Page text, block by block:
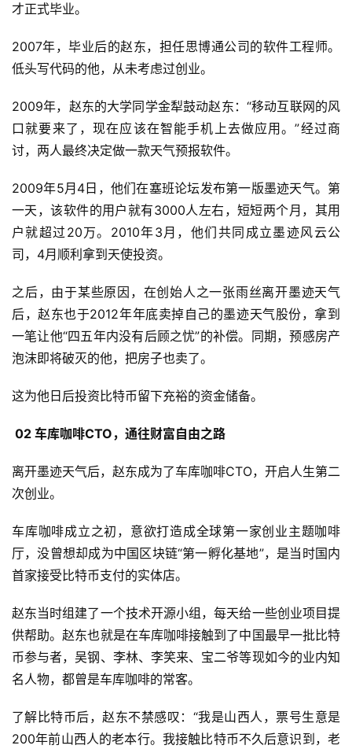
才正式毕业。
2007年，毕业后的赵东，担任思博通公司的软件工程师。
低头写代码的他，从未考虑过创业。
2009年，赵东的大学同学金犁鼓动赵东：“移动互联网的风
口就要来了，现在应该在智能手机上去做应用。”经过商
讨，两人最终决定做一款天气预报软件。
2009年5月4日，他们在塞班论坛发布第一版墨迹天气。第
一天，该软件的用户就有3000人左右，短短两个月，其用
户就超过20万。2010年3月，他们共同成立墨迹风云公
司，4月顺利拿到天使投资。
之后，由于某些原因，在创始人之一张雨丝离开墨迹天气
后，赵东也于2012年年底卖掉自己的墨迹天气股份，拿到
一笔让他“四五年内没有后顾之忧”的补偿。同期，预感房产
泡沫即将破灭的他，把房子也卖了。
这为他日后投资比特币留下充裕的资金储备。
02 车库咖啡CTO，通往财富自由之路
离开墨迹天气后，赵东成为了车库咖啡CTO，开启人生第二
次创业。
车库咖啡成立之初，意欲打造成全球第一家创业主题咖啡
厅，没曾想却成为中国区块链“第一孵化基地”，是当时国内
首家接受比特币支付的实体店。
赵东当时组建了一个技术开源小组，每天给一些创业项目提
供帮助。赵东也就是在车库咖啡接触到了中国最早一批比特
币参与者，吴钢、李林、李笑来、宝二爷等现如今的业内知
名人物，都曾是车库咖啡的常客。
了解比特币后，赵东不禁感叹：“我是山西人，票号生意是
200年前山西人的老本行。我接触比特币不久后意识到，老